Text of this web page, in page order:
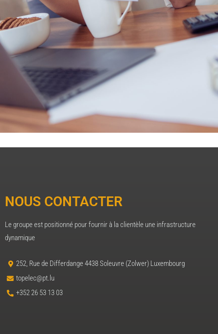
NOUS CONTACTER
Le groupe est positionné pour fournir à la clientèle une infrastructure
dynamique
252, Rue de Differdange 4438 Soleuvre (Zolwer) Luxembourg
topelec@pt.lu
+352 26 53 13 03